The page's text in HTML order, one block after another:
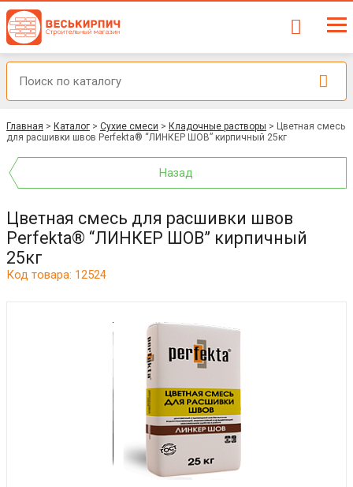
Главная > Каталог > Сухие смеси > Кладочные растворы > Цветная смесь
для расшивки швов Perfekta® “ЛИНКЕР ШОВ” кирпичный 25кг
Назад
Цветная смесь для расшивки швов
Perfekta® “ЛИНКЕР ШОВ” кирпичный
25кг
Код товара: 12524